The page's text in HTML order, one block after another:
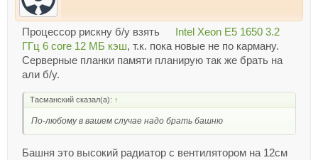
Процессор рискну б/у взять
Intel Xeon E5 1650 3.2
ГГц 6 core 12 МБ кэш, т.к. пока новые не по карману.
Серверные планки памяти планирую так же брать на
али б/у.
Тасманский сказал(а): ↑
По-любому в вашем случае надо брать башню
Башня это высокий радиатор с вентилятором на 12см